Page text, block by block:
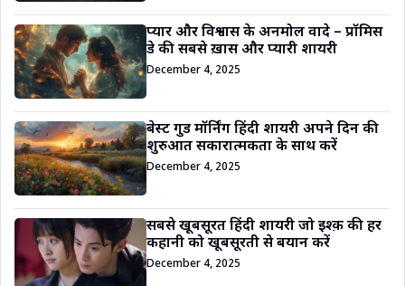
प्यार और विश्वास के अनमोल वादे – प्रॉमिस
डे की सबसे ख़ास और प्यारी शायरी
December 4, 2025
बेस्ट गुड मॉर्निंग हिंदी शायरी अपने दिन की
शुरुआत सकारात्मकता के साथ करें
December 4, 2025
सबसे खूबसूरत हिंदी शायरी जो इश्क़ की हर
कहानी को खूबसूरती से बयान करें
December 4, 2025